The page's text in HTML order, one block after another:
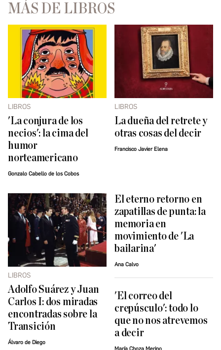
MÁS DE LIBROS
LIBROS
'La conjura de los
necios': la cima del
humor
norteamericano
Gonzalo Cabello de los Cobos
LIBROS
La dueña del retrete y
otras cosas del decir
Francisco Javier Elena
LIBROS
Adolfo Suárez y Juan
Carlos I: dos miradas
encontradas sobre la
Transición
Álvaro de Diego
El eterno retorno en
zapatillas de punta: la
memoria en
movimiento de 'La
bailarina'
Ana Calvo
'El correo del
crepúsculo': todo lo
que no nos atrevemos
a decir
María Choza Merino